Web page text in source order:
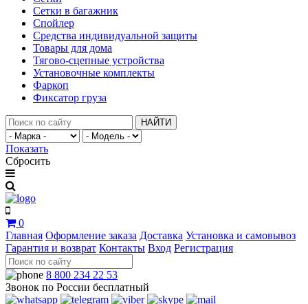
Сетки в багажник
Спойлер
Средства индивидуальной защиты
Товары для дома
Тягово-сцепные устройства
Установочные комплекты
Фаркоп
Фиксатор груза
НАЙТИ
Показать
Сбросить
0
Главная Оформление заказа Доставка Установка и самовывоз
Гарантия и возврат Контакты Вход Регистрация
8 800 234 22 53
Звонок по России бесплатный